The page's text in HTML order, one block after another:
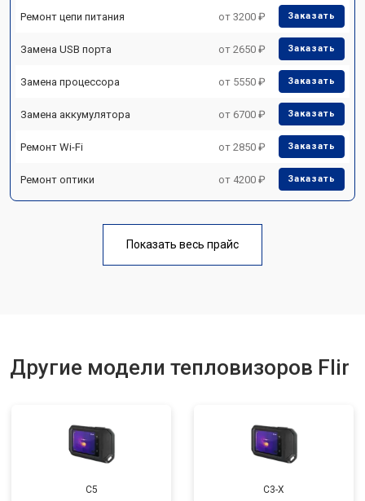
Ремонт цепи питания от 3200 ₽ Заказать
Замена USB порта от 2650 ₽ Заказать
Замена процессора от 5550 ₽ Заказать
Замена аккумулятора от 6700 ₽ Заказать
Ремонт Wi-Fi от 2850 ₽ Заказать
Ремонт оптики от 4200 ₽ Заказать
Показать весь прайс
Другие модели тепловизоров Flir
С5 С3-Х